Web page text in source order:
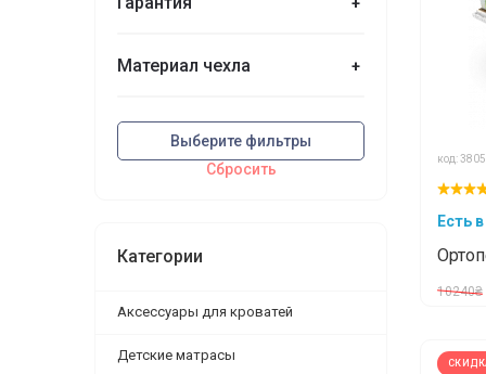
Материал чехла +
Сбросить
Выберите фильтры
Категории
Аксессуары для кроватей
Детские матрасы
код:
Есть
10240₴